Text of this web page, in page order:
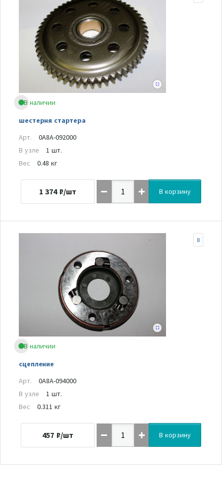
В наличии
шестерня стартера
Арт.
0A8A-092000
В узле
1 шт.
Вес
0.48 кг
1 374 ₽/шт В корзину
В наличии
сцепление
8
Арт.
0A8A-094000
В узле
1 шт.
Вес
0.311 кг
457 ₽/шт В корзину